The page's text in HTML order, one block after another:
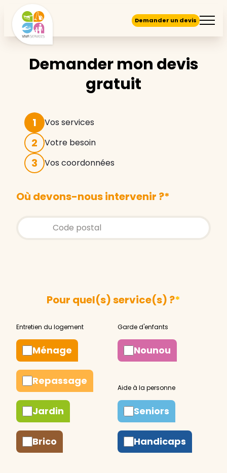
Demander un devis
Demander mon devis
gratuit
1 Vos services
2 Votre besoin
3 Vos coordonnées
Où devons-nous intervenir ?*
Store locator global - Autocompletion
Rechercher
Pour quel(s) service(s) ?*
Ménage
Repassage
Jardin
Brico
Nounou
Seniors
Handicaps